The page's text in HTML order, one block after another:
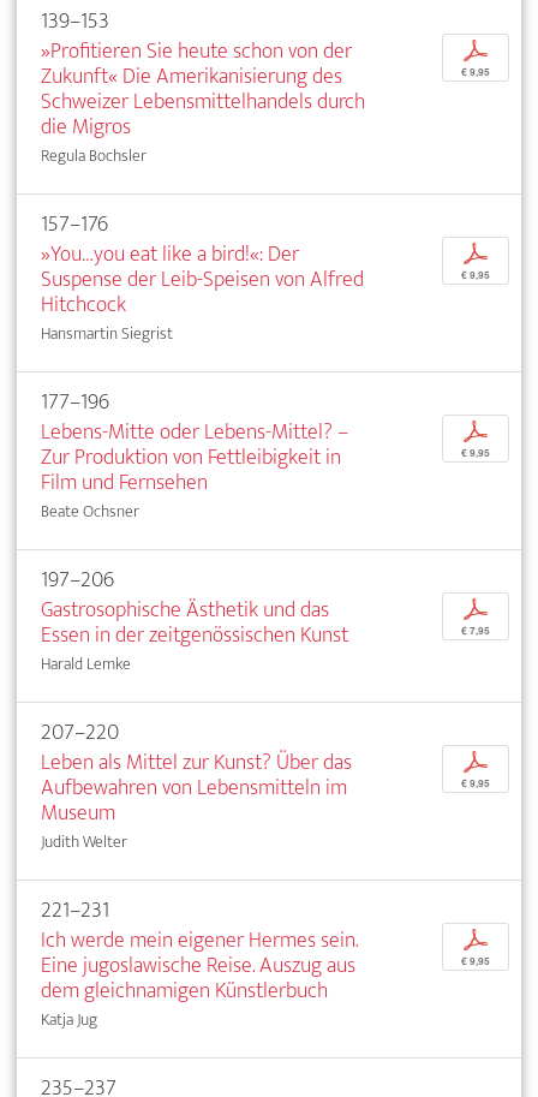
139–153
»Profitieren Sie heute schon von der
Zukunft« Die Amerikanisierung des
Schweizer Lebensmittelhandels durch
die Migros
Regula Bochsler
p
€ 9,95
157–176
»You…you eat like a bird!«: Der
Suspense der Leib-Speisen von Alfred
Hitchcock
Hansmartin Siegrist
p
€ 9,95
177–196
Lebens-Mitte oder Lebens-Mittel? –
Zur Produktion von Fettleibigkeit in
Film und Fernsehen
Beate Ochsner
p
€ 9,95
197–206
Gastrosophische Ästhetik und das
Essen in der zeitgenössischen Kunst
Harald Lemke
p
€ 7,95
207–220
Leben als Mittel zur Kunst? Über das
Aufbewahren von Lebensmitteln im
Museum
Judith Welter
p
€ 9,95
221–231
Ich werde mein eigener Hermes sein.
Eine jugoslawische Reise. Auszug aus
dem gleichnamigen Künstlerbuch
Katja Jug
p
€ 9,95
235–237